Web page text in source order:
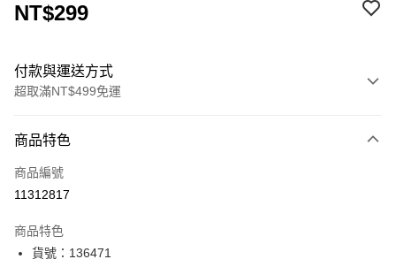
NT$299
付款與運送方式
超取滿NT$499免運
icash Pay
信用卡一次付款
LINE Pay
商品特色
商品編號
11312817
商品特色
貨號：136471